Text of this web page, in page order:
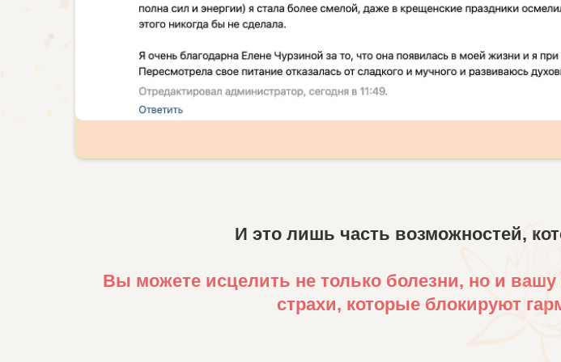
И это лишь часть возможностей,
Вы можете исцелить не только болезни, но и
страхи, которые блокируют